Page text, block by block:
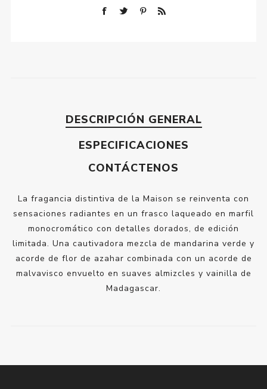
DESCRIPCIÓN GENERAL
ESPECIFICACIONES
CONTÁCTENOS
La fragancia distintiva de la Maison se reinventa con
sensaciones radiantes en un frasco laqueado en marfil
monocromático con detalles dorados, de edición
limitada. Una cautivadora mezcla de mandarina verde y
acorde de flor de azahar combinada con un acorde de
malvavisco envuelto en suaves almizcles y vainilla de
Madagascar.